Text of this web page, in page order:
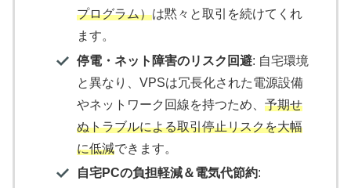
プログラム）は黙々と取引を続けてくれ
ます。
停電・ネット障害のリスク回避: 自宅環境
と異なり、VPSは冗長化された電源設備
やネットワーク回線を持つため、 予期せ
ぬトラブルによる取引停止リスクを大幅
に低減できます。
自宅PCの負担軽減＆電気代節約: